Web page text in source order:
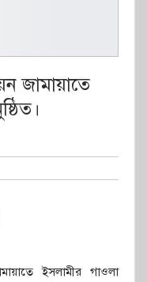
জামায়াতে
ইসলামীর গাওলা